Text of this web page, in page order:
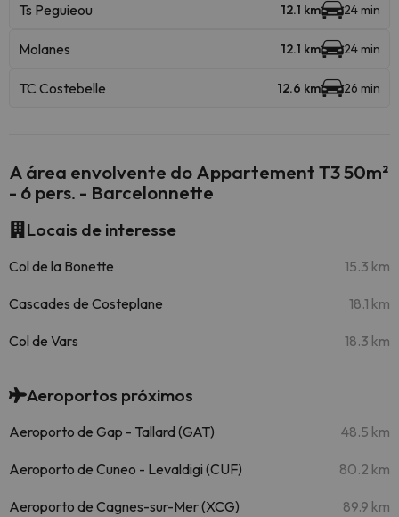
Ts Peguieou 12.1 km 24 min
Molanes 12.1 km 24 min
TC Costebelle 12.6 km 26 min
A área envolvente do Appartement T3 50m²
- 6 pers. - Barcelonnette
Locais de interesse
Col de la Bonette 15.3 km
Cascades de Costeplane 18.1 km
Col de Vars 18.3 km
Aeroportos próximos
Aeroporto de Gap - Tallard (GAT) 48.5 km
Aeroporto de Cuneo - Levaldigi (CUF) 80.2 km
Aeroporto de Cagnes-sur-Mer (XCG) 89.9 km